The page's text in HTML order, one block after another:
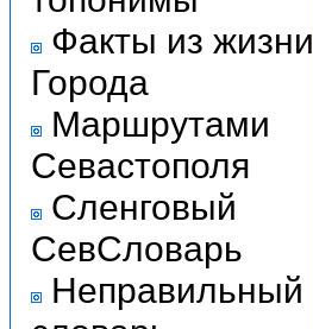
Факты из жизни
Города
Маршрутами
Севастополя
Сленговый
СевСловарь
Неправильный